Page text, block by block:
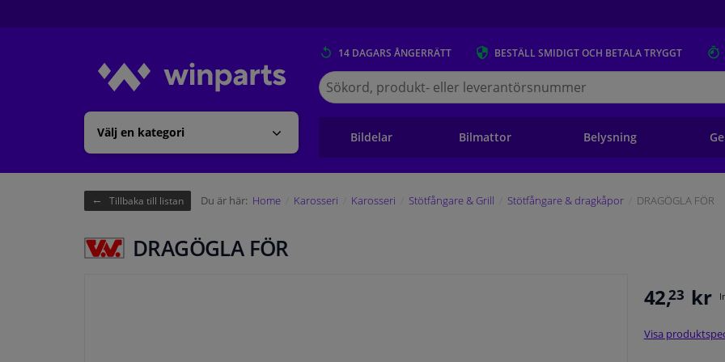
Välj en kategori
14 DAGARS ÅNGERRÄTT BESTÄLL SMIDIGT OCH BETALA TRYGGT
Sök
på
Winparts.se
Bildelar Bilmattor Belysning
Tillbaka till listan Du är här: Home Karosseri Karosseri Stötfångare & Grill Stötfångare & dragkåpor DRAGÖGLA FÖR
DRAGÖGLA FÖR
42,23 kr
Visa